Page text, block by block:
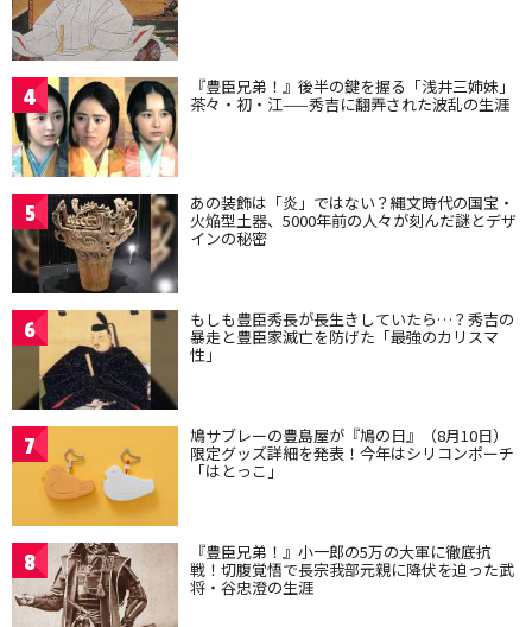
4 『豊臣兄弟！』後半の鍵を握る「浅井三姉妹」
茶々・初・江——秀吉に翻弄された波乱の生涯
5 あの装飾は「炎」ではない？縄文時代の国宝・
火焔型土器、5000年前の人々が刻んだ謎とデザ
インの秘密
6 もしも豊臣秀長が長生きしていたら…？秀吉の
暴走と豊臣家滅亡を防げた「最強のカリスマ
性」
7 鳩サブレーの豊島屋が『鳩の日』（8月10日）
限定グッズ詳細を発表！今年はシリコンポーチ
「はとっこ」
8 『豊臣兄弟！』小一郎の5万の大軍に徹底抗
戦！切腹覚悟で長宗我部元親に降伏を迫った武
将・谷忠澄の生涯